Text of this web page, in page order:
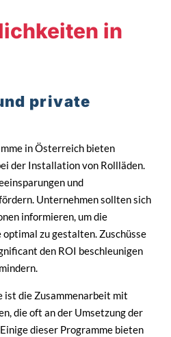
in
private
in Österreich bieten
der Installation von Rollläden.
und
Unternehmen sollten sich
informieren, um die
zu gestalten. Zuschüsse
den ROI beschleunigen
ist die Zusammenarbeit mit
die oft an der Umsetzung der
dieser Programme bieten